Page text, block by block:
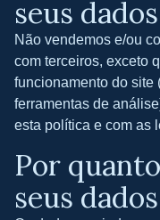
seus dados
Não vendemos e/ou
com terceiros, exceto
funcionamento do site
ferramentas de
esta política e com as
Por
seus dados